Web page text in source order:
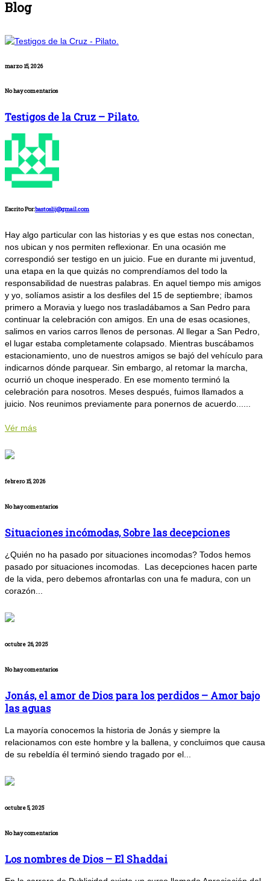
Blog
marzo 15, 2026
No hay comentarios
Testigos de la Cruz – Pilato.
Escrito Por:bastoslij@gmail.com
Hay algo particular con las historias y es que estas nos conectan,
nos ubican y nos permiten reflexionar. En una ocasión me
correspondió ser testigo en un juicio. Fue en durante mi juventud,
una etapa en la que quizás no comprendíamos del todo la
responsabilidad de nuestras palabras. En aquel tiempo mis amigos
y yo, solíamos asistir a los desfiles del 15 de septiembre; íbamos
primero a Moravia y luego nos trasladábamos a San Pedro para
continuar la celebración con amigos. En una de esas ocasiones,
salimos en varios carros llenos de personas. Al llegar a San Pedro,
el lugar estaba completamente colapsado. Mientras buscábamos
estacionamiento, uno de nuestros amigos se bajó del vehículo para
indicarnos dónde parquear. Sin embargo, al retomar la marcha,
ocurrió un choque inesperado. En ese momento terminó la
celebración para nosotros. Meses después, fuimos llamados a
juicio. Nos reunimos previamente para ponernos de acuerdo......
Vér más
febrero 15, 2026
No hay comentarios
Situaciones incómodas, Sobre las decepciones
¿Quién no ha pasado por situaciones incomodas? Todos hemos
pasado por situaciones incomodas. Las decepciones hacen parte
de la vida, pero debemos afrontarlas con una fe madura, con un
corazón...
octubre 26, 2025
No hay comentarios
Jonás, el amor de Dios para los perdidos – Amor bajo
las aguas
La mayoría conocemos la historia de Jonás y siempre la
relacionamos con este hombre y la ballena, y concluimos que causa
de su rebeldía él terminó siendo tragado por el...
octubre 5, 2025
No hay comentarios
Los nombres de Dios – El Shaddai